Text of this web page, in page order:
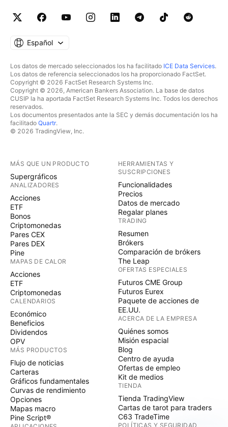
Español
Los datos de mercado seleccionados los ha facilitado ICE Data Services.
Los datos de referencia seleccionados los ha proporcionado FactSet.
Copyright © 2026 FactSet Research Systems Inc.
Copyright © 2026, American Bankers Association. La base de datos
CUSIP la ha aportada FactSet Research Systems Inc. Todos los derechos
reservados.
Los documentos presentados ante la SEC y demás documentación los ha
facilitado Quartr.
© 2026 TradingView, Inc.
MÁS QUE UN PRODUCTO
Supergráficos
ANALIZADORES
Acciones
ETF
Bonos
Criptomonedas
Pares CEX
Pares DEX
Pine
MAPAS DE CALOR
Acciones
ETF
Criptomonedas
CALENDARIOS
Económico
Beneficios
Dividendos
OPV
MÁS PRODUCTOS
Flujo de noticias
Carteras
Gráficos fundamentales
Curvas de rendimiento
Opciones
Mapas macro
Pine Script®
HERRAMIENTAS Y
SUSCRIPCIONES
Funcionalidades
Precios
Datos de mercado
Regalar planes
TRADING
Resumen
Brókers
Comparación de brókers
The Leap
OFERTAS ESPECIALES
Futuros CME Group
Futuros Eurex
Paquete de acciones de
EE.UU.
ACERCA DE LA EMPRESA
Quiénes somos
Misión espacial
Blog
Centro de ayuda
Ofertas de empleo
Kit de medios
TIENDA
Tienda TradingView
Cartas de tarot para traders
C63 TradeTime
POLÍTICAS Y SEGURIDAD